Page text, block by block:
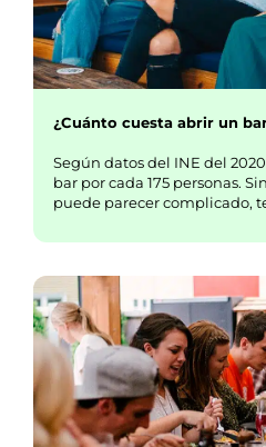
¿Cuánto cuesta abrir un
Según datos del INE del
bar por cada 175 personas.
puede parecer complicado,